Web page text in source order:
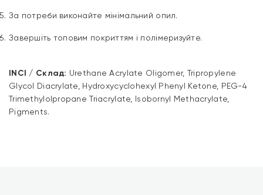
За потреби виконайте мінімальний опил.
Завершіть топовим покриттям і полімеризуйте.
INCI / Склад: Urethane Acrylate Oligomer, Tripropylene
Glycol Diacrylate, Hydroxycyclohexyl Phenyl Ketone, PEG-4
Trimethylolpropane Triacrylate, Isobornyl Methacrylate,
Pigments.